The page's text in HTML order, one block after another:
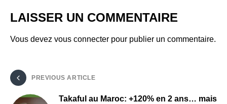
LAISSER UN COMMENTAIRE
Vous devez vous connecter pour publier un commentaire.
PREVIOUS ARTICLE
Takaful au Maroc: +120% en 2 ans… mais